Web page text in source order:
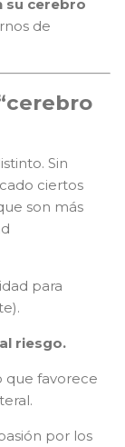
su cerebro
de
Sin
ciertos
son más
para
riesgo.
que favorece
por los